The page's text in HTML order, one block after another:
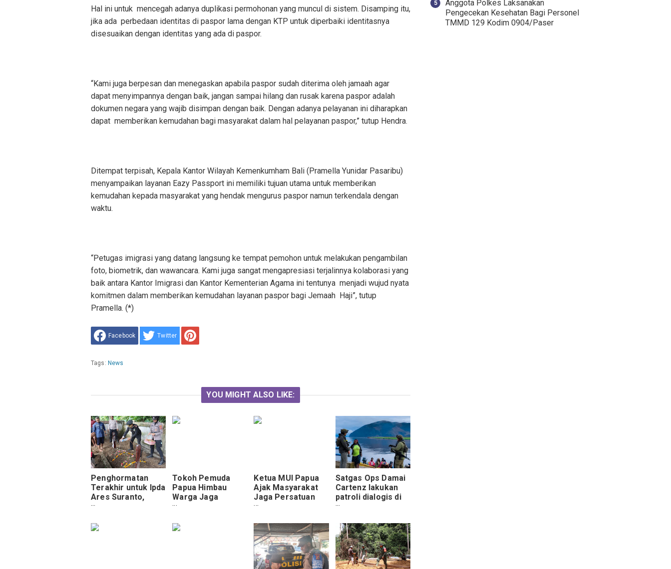
Hal ini untuk mencegah adanya duplikasi permohonan yang muncul di sistem. Disamping itu,
jika ada perbedaan identitas di paspor lama dengan KTP untuk diperbaiki identitasnya
disesuaikan dengan identitas yang ada di paspor.
“Kami juga berpesan dan menegaskan apabila paspor sudah diterima oleh jamaah agar
dapat menyimpannya dengan baik, jangan sampai hilang dan rusak karena paspor adalah
dokumen negara yang wajib disimpan dengan baik. Dengan adanya pelayanan ini diharapkan
dapat memberikan kemudahan bagi masyarakat dalam hal pelayanan paspor,” tutup Hendra.
Ditempat terpisah, Kepala Kantor Wilayah Kemenkumham Bali (Pramella Yunidar Pasaribu)
menyampaikan layanan Eazy Passport ini memiliki tujuan utama untuk memberikan
kemudahan kepada masyarakat yang hendak mengurus paspor namun terkendala dengan
waktu.
“Petugas imigrasi yang datang langsung ke tempat pemohon untuk melakukan pengambilan
foto, biometrik, dan wawancara. Kami juga sangat mengapresiasi terjalinnya kolaborasi yang
baik antara Kantor Imigrasi dan Kantor Kementerian Agama ini tentunya menjadi wujud nyata
komitmen dalam memberikan kemudahan layanan paspor bagi Jemaah Haji”, tutup
Pramella. (*)
Facebook Twitter
Tags: News
YOU MIGHT ALSO LIKE:
Penghormatan
Terakhir untuk Ipda
Ares Suranto,
Perwira Polres
Tugas
Tokoh Pemuda
Papua Himbau
Warga Jaga
Kamtibmas Pasca
Ketua MUI Papua
Ajak Masyarakat
Jaga Persatuan
Pasca PSU Pilgub
Satgas Ops Damai
Cartenz lakukan
patroli dialogis di
Pelabuhan Aikai
Anggota Polkes Laksanakan
Pengecekan Kesehatan Bagi Personel
TMMD 129 Kodim 0904/Paser